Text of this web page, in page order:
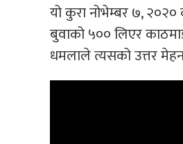
यो कुरा नोभेम्बर ७,
बुवाको ५०० लिएर
धमलाले त्यसको उत्तर